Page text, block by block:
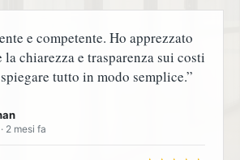
e competente. Ho apprezzato
chiarezza e trasparenza sui costi
tutto in modo semplice.”
2 mesi fa